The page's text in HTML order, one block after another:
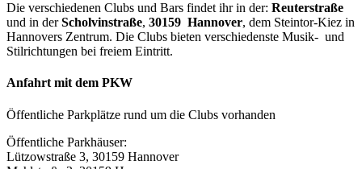
Die verschiedenen Clubs und Bars findet ihr in der: Reuterstraße
und in derScholvinstraße, 30159 Hannover, dem Steintor-Kiez in
Hannovers Zentrum. Die Clubs bieten verschiedenste Musik- und
Stilrichtungen bei freiem Eintritt.
Anfahrt mit dem PKW
Öffentliche Parkplätze rund um die Clubs vorhanden
Öffentliche Parkhäuser:
Lützowstraße 3, 30159 Hannover